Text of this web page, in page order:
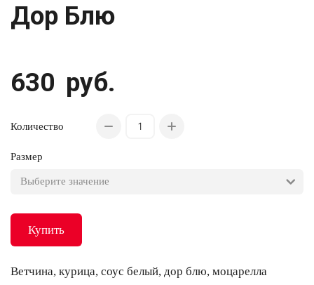
Дор Блю
630 руб.
Количество
Размер
Купить
Ветчина, курица, соус белый, дор блю, моцарелла